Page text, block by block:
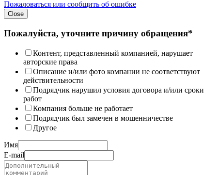
Пожаловаться или сообщить об ошибке
Close
Пожалуйста, уточните причину обращения*
Контент, представленный компанией, нарушает
авторские права
Описание и/или фото компании не соответствуют
действительности
Подрядчик нарушил условия договора и/или сроки
работ
Компания больше не работает
Подрядчик был замечен в мошенничестве
Другое
Имя
E-mail